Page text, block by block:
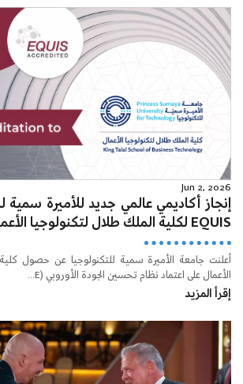
Jun 2, 2026
إنجاز أكاديمي عالمي جديد للأميرة سمية
EQUIS لكلية الملك طلال لتكنولوجيا الأعمال
أعلنت جامعة الأميرة سمية للتكنولوجيا عن حصول
الأعمال على اعتماد نظام تحسين الجودة الأوروبي (E...
إقرأ المزيد